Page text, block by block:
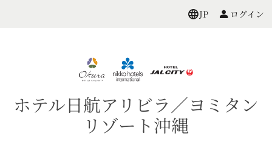
JP ログイン
ホテル日航アリビラ／ヨミタン
リゾート沖縄